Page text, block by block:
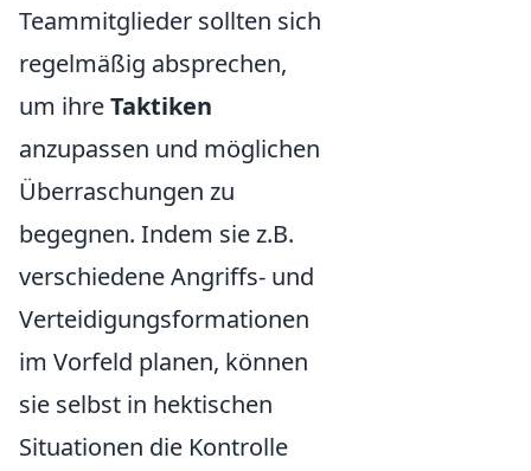
Teammitglieder sollten sich
regelmäßig absprechen,
um ihreTaktiken
anzupassen und möglichen
Überraschungen zu
begegnen. Indem sie z.B.
verschiedene Angriffs- und
Verteidigungsformationen
im Vorfeld planen, können
sie selbst in hektischen
Situationen die Kontrolle